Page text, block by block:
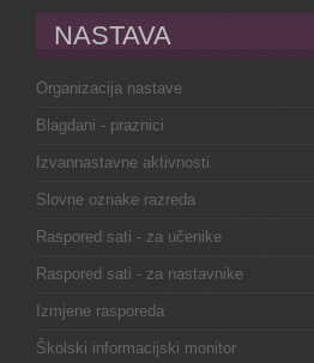
NASTAVA
Organizacija nastave
Blagdani - praznici
Izvannastavne aktivnosti
Slovne oznake razreda
Raspored sati - za učenike
Raspored sati - za nastavnike
Izmjene rasporeda
Školski informacijski monitor